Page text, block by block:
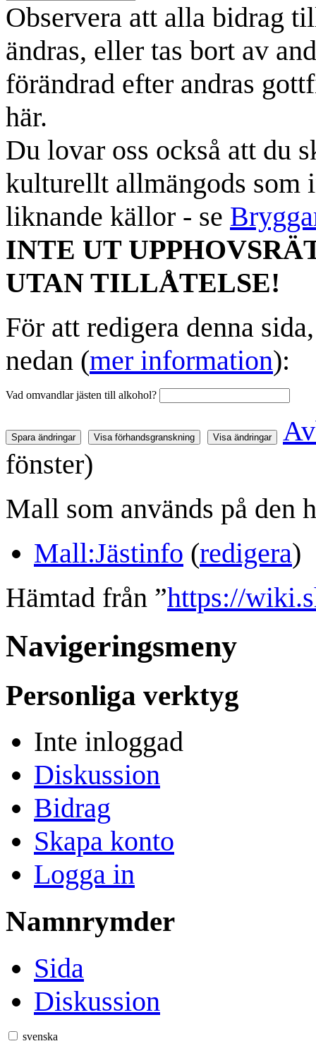
Observera att alla bidrag
ändras, eller tas bort av
förändrad efter andras
här.
Du lovar oss också att du
kulturellt allmängods som
liknande källor - se
INTE UT
UTAN TILLÅTELSE!
För att redigera denna
nedan (mer information):
Vad omvandlar jästen till alkohol?
fönster)
Mall som används på den
Mall:Jästinfo (redigera)
Hämtad från ”https://
Navigeringsmeny
Personliga verktyg
Inte inloggad
Diskussion
Bidrag
Skapa konto
Logga in
Namnrymder
Sida
Diskussion
svenska